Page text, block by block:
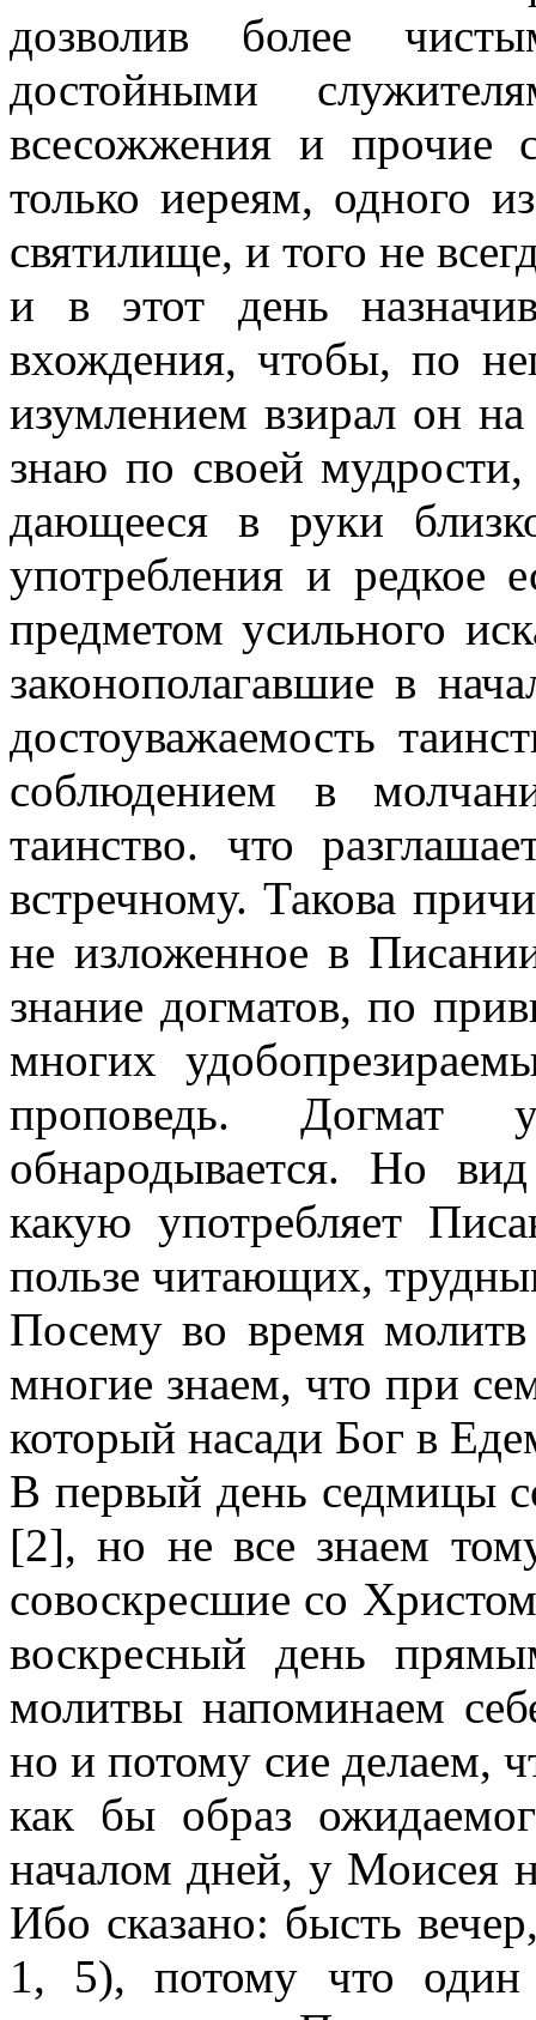
дозволив более
достойными
всесожжения и прочие
только иереям, одного
святилище, и того не
и в этот день
вхождения, чтобы, по
изумлением взирал он
знаю по своей
дающееся в руки
употребления и редкое
предметом усильного
законополагавшие в
достоуважаемость
соблюдением в
таинство. что
встречному. Такова
не изложенное в
знание догматов, по
многих
проповедь. Догмат
обнародывается. Но
какую употребляет
пользе читающих,
Посему во время
многие знаем, что при
который насади Бог в
В первый день седмицы
[2], но не все знаем
совоскресшие со
воскресный день
молитвы напоминаем
но и потому cиe делаем,
как бы образ
началом дней, у Моисея
Ибо сказано: бысть
1, 5), потому что один